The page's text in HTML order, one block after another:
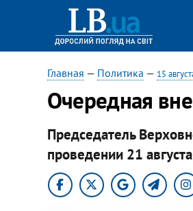
Главная — Политика — 15
Очередная
Председатель
проведении 21